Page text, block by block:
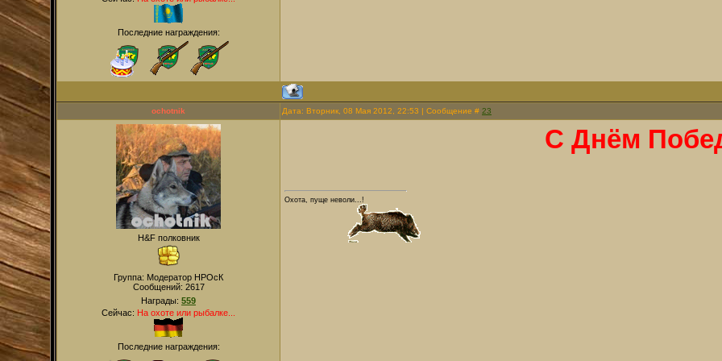
Последние награждения:
ochotnik Дата: Вторник, 08 Мая 2012, 22:53 | Сообщение # 23
H&F полковник
Группа: Модератор НРОсК
Сообщений: 2617
Награды: 559
Сейчас: На охоте или рыбалке...
Последние награждения:
С Днём
Охота, пуще неволи...!